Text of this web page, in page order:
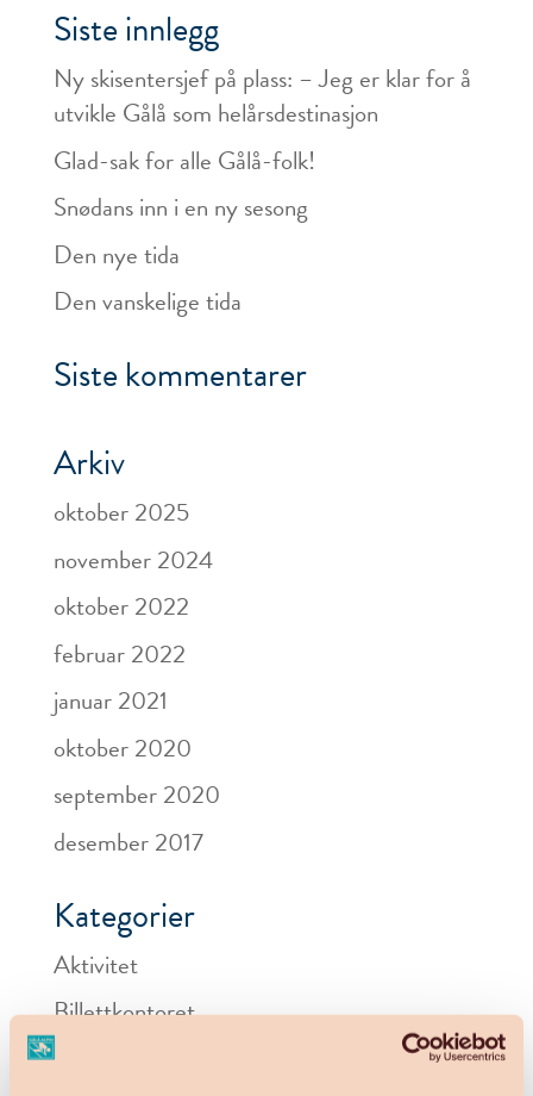
Siste innlegg
Ny skisentersjef på plass: – Jeg er klar for å
utvikle Gålå som helårsdestinasjon
Glad-sak for alle Gålå-folk!
Snødans inn i en ny sesong
Den nye tida
Den vanskelige tida
Siste kommentarer
Arkiv
oktober 2025
november 2024
oktober 2022
februar 2022
januar 2021
oktober 2020
september 2020
desember 2017
Kategorier
Aktivitet
Billettkontoret
Fjellkafeen